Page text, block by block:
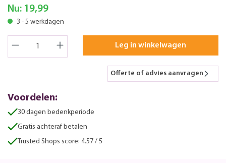
Nu: 19,99
3 - 5 werkdagen
Leg in winkelwagen
Offerte of advies aanvragen
Voordelen:
30 dagen bedenkperiode
Gratis achteraf betalen
Trusted Shops score: 4.57 / 5